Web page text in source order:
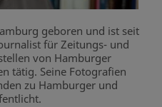
geboren und ist seit
für Zeitungs- und
von Hamburger
tätig. Seine Fotografien
zu Hamburger und